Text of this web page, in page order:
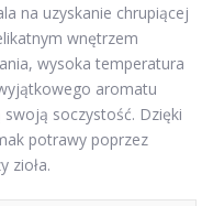
na uzyskanie chrupiącej
wnętrzem
wysoka temperatura
aromatu
soczystość. Dzięki
potrawy poprzez
zioła.